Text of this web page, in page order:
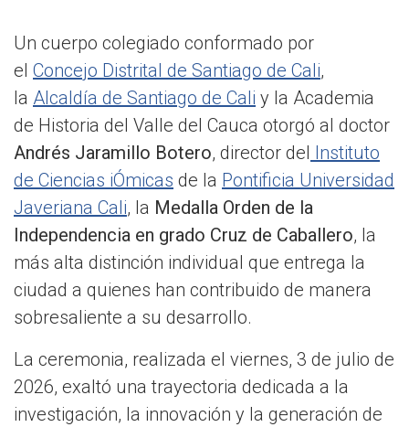
Un cuerpo colegiado conformado por
el Concejo Distrital de Santiago de Cali,
la Alcaldía de Santiago de Cali y la Academia
de Historia del Valle del Cauca otorgó al doctor
Andrés Jaramillo Botero, director del Instituto
de Ciencias iÓmicas de la Pontificia Universidad
Javeriana Cali, la Medalla Orden de la
Independencia en grado Cruz de Caballero, la
más alta distinción individual que entrega la
ciudad a quienes han contribuido de manera
sobresaliente a su desarrollo.
La ceremonia, realizada el viernes, 3 de julio de
2026, exaltó una trayectoria dedicada a la
investigación, la innovación y la generación de